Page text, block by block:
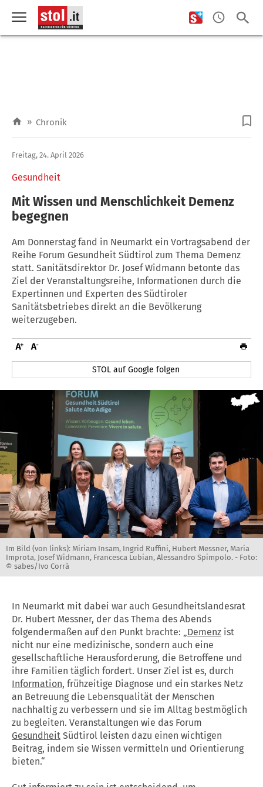
» Chronik
Gesundheit
Freitag, 24. April 2026
Mit Wissen und Menschlichkeit Demenz
begegnen
Am Donnerstag fand in Neumarkt ein Vortragsabend der
Reihe Forum Gesundheit Südtirol zum Thema Demenz
statt. Sanitätsdirektor Dr. Josef Widmann betonte das
Ziel der Veranstaltungsreihe, Informationen durch die
Expertinnen und Experten des Südtiroler
Sanitätsbetriebes direkt an die Bevölkerung
weiterzugeben.
STOL auf Google folgen
Im Bild (von links): Miriam Insam, Ingrid Ruffini, Hubert Messner, Maria
Improta, Josef Widmann, Francesca Lubian, Alessandro Spimpolo. - Foto:
© sabes/Ivo Corrà
In Neumarkt mit dabei war auch Gesundheitslandesrat
Dr. Hubert Messner, der das Thema des Abends
folgendermaßen auf den Punkt brachte: „Demenz ist
nicht nur eine medizinische, sondern auch eine
gesellschaftliche Herausforderung, die Betroffene und
ihre Familien täglich fordert. Unser Ziel ist es, durch
Information, frühzeitige Diagnose und ein starkes Netz
an Betreuung die Lebensqualität der Menschen
nachhaltig zu verbessern und sie im Alltag bestmöglich
zu begleiten. Veranstaltungen wie das Forum
Gesundheit Südtirol leisten dazu einen wichtigen
Beitrag, indem sie Wissen vermitteln und Orientierung
bieten.“